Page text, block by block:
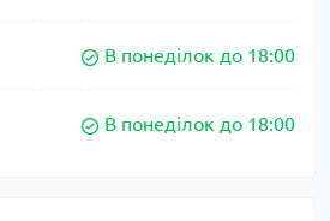
В понеділок до 18:00
В понеділок до 18:00